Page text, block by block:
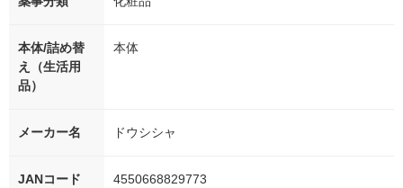
本体/詰め替
え（生活用
品）
本体
メーカー名 ドウシシャ
JANコード 4550668829773